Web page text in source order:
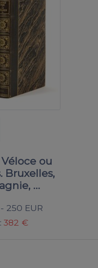
ou
Bruxelles,
…
250 EUR
382 €